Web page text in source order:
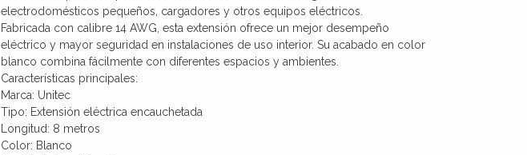
electrodomésticos pequeños, cargadores y otros equipos eléctricos.
Fabricada con calibre 14 AWG, esta extensión ofrece un mejor desempeño
eléctrico y mayor seguridad en instalaciones de uso interior. Su acabado en color
blanco combina fácilmente con diferentes espacios y ambientes.
Características principales:
Marca: Unitec
Tipo: Extensión eléctrica encauchetada
Longitud: 8 metros
Color: Blanco